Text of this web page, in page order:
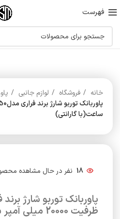
فهرست
خانه فروشگاه لوازم جانبی
ساعت(با گارانتی)
18 نفر در حال مشاهده
ظرفیت 20000 میلی آمپر ساعت(با گارانتی)